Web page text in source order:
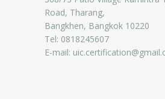
Road, Tharang,
Bangkhen, Bangkok 10220
Tel: 0818245607
E-mail: